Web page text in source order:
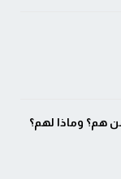
هم؟ وماذا لهم؟